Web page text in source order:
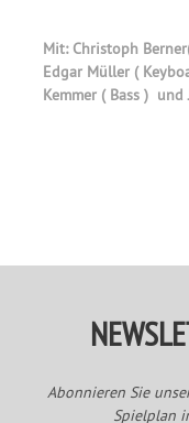
Mit: Christoph
Edgar Müller (
Kemmer ( Bass ) und
Abonnieren Sie
Spielplan